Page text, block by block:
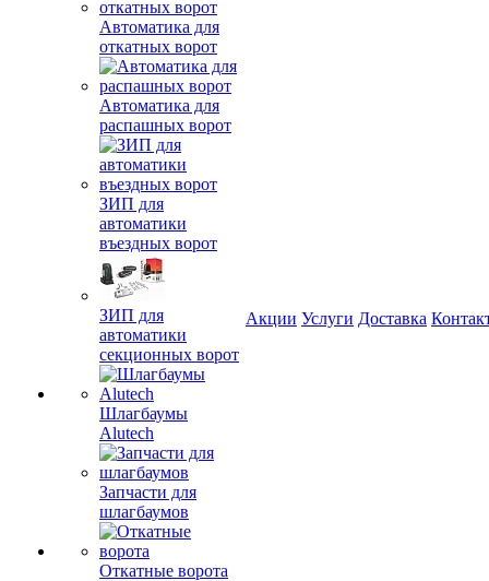
Автоматика для
откатных ворот
Автоматика для
распашных ворот
ЗИП для
автоматики
въездных ворот
ЗИП для
автоматики
секционных ворот
Шлагбаумы
Alutech
Запчасти для
шлагбаумов
Откатные ворота
Акции Услуги Доставка